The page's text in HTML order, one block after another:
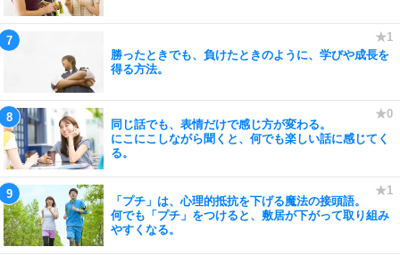
勝ったときでも、負けたときのように、学びや成長を
得る方法。
同じ話でも、表情だけで感じ方が変わる。
にこにこしながら聞くと、何でも楽しい話に感じてく
る。
「プチ」は、心理的抵抗を下げる魔法の接頭語。
何でも「プチ」をつけると、敷居が下がって取り組み
やすくなる。